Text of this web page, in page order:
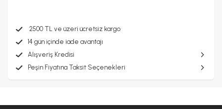
2500 TL ve üzeri ücretsiz kargo
14 gün içinde iade avantajı
Alışveriş Kredisi
Peşin Fiyatına Taksit Seçenekleri